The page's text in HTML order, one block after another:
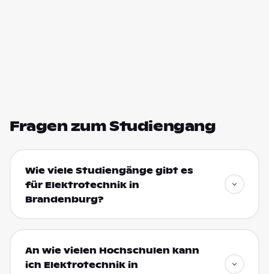
Fragen zum Studiengang
Wie viele Studiengänge gibt es
für Elektrotechnik in
Brandenburg?
An wie vielen Hochschulen kann
ich Elektrotechnik in